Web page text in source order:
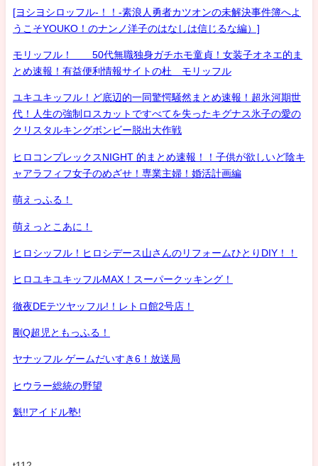
[ヨシヨシロッフル-！！-素浪人勇者カツオンの未解決事件簿へよ
うこそYOUKO！のナンノ洋子のはなしは信じるな編）]
モリッフル！ 50代無職独身ガチホモ童貞！女装子オネエ的ま
とめ速報！有益便利情報サイトの杜 モリッフル
ユキユキッフル！ど底辺的一同驚愕騒然まとめ速報！超氷河期世
代！人生の強制ロスカットですべてを失ったキグナス氷子の愛の
クリスタルキングボンビー脱出大作戦
ヒロコンプレックスNIGHT 的まとめ速報！！子供が欲しいど陰キ
ャアラフィフ女子のめざせ！専業主婦！婚活計画編
萌えっふる！
萌えっとこあに！
ヒロシッフル！ヒロシデース山さんのリフォームひとりDIY！！
ヒロユキユキッフルMAX！スーパークッキング！
徹夜DEテツヤッフル!！レトロ館2号店！
剛Q超児ともっふる！
ヤナッフル ゲームだいすき6！放送局
ヒウラー総統の野望
魁!!アイドル塾!